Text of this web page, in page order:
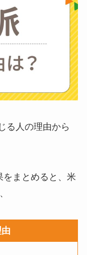
？三輪車とどっ
い？買った人
を聞いてみた
リーナーはい
代用は布団乾
ものは何がい
ーターテーブル
る人の理由から
をまとめると、米